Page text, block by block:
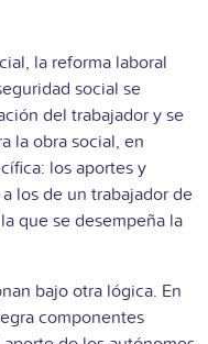
la reforma laboral
social se
del trabajador y se
la obra social, en
los aportes y
los de un trabajador de
que se desempeña la
bajo otra lógica. En
componentes